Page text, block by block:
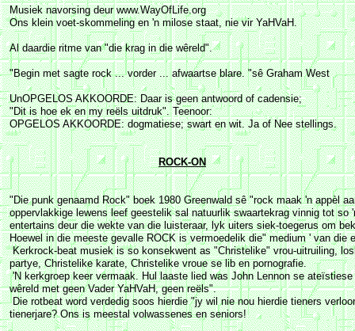
Musiek navorsing deur www.WayOfLife.org
Ons klein voet-skommeling en 'n milose staat, nie vir YaHVaH.
Al daardie ritme van "die krag in die wêreld".
"Begin met sagte rock ... vorder ... afwaartse blare. "sê Graham West
UnOPGELOS AKKOORDE: Daar is geen antwoord of cadensie;
"Dit is hoe ek en my reëls uitdruk". Teenoor:
OPGELOS AKKOORDE: dogmatiese; swart en wit. Ja of Nee stellings.
ROCK-ON
"Die punk genaamd Rock" boek 1980 Greenwald sê "rock maak 'n appèl
oppervlakkige lewens leef geestelik sal natuurlik swaartekrag vinnig tot so
entertains deur die wekte van die luisteraar, lyk uiters siek-toegerus om
Hoewel in die meeste gevalle ROCK is vermoedelik die" medium ' van die
Kerkrock-beat musiek is so konsekwent as "Christelike" vrou-uitruiling,
partye, Christelike karate, Christelike vroue se lib en pornografie.
'N kerkgroep keer vermaak. Hul laaste lied was John Lennon se
wêreld met geen Vader YaHVaH, geen reëls".
Die rotbeat word verdedig soos hierdie "jy wil nie nou hierdie tieners
tienerjare? Ons is meestal volwassenes en seniors!